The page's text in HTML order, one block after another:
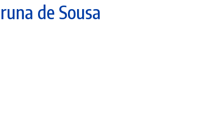
de Sousa